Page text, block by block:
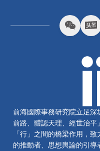
前海國際事務研究院立足
前路、體認天理、經世治
「行」之間的橋梁作用，
的推動者、思想輿論的引